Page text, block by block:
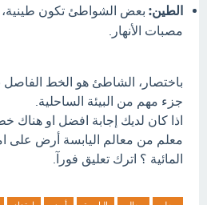
الطين: بعض الشواطئ تكون
مصبات الأنهار.
باختصار، الشاطئ هو الخط الفاصل
جزء مهم من البيئة الساحلية.
اذا كان لديك إجابة افضل او هناك
معلم من معالم اليابسة أرض على
المائية ؟ اترك تعليق فورآ.